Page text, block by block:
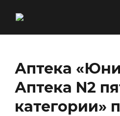
Аптека
Аптека N2
категории»